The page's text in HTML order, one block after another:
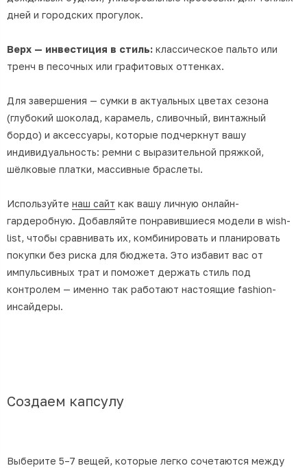
дней и городских прогулок.
Верх — инвестиция в стиль: классическое пальто или
тренч в песочных или графитовых оттенках.
Для завершения — сумки в актуальных цветах сезона
(глубокий шоколад, карамель, сливочный, винтажный
бордо) и аксессуары, которые подчеркнут вашу
индивидуальность: ремни с выразительной пряжкой,
шёлковые платки, массивные браслеты.
Используйте наш сайт как вашу личную онлайн-
гардеробную. Добавляйте понравившиеся модели в wish-
list, чтобы сравнивать их, комбинировать и планировать
покупки без риска для бюджета. Это избавит вас от
импульсивных трат и поможет держать стиль под
контролем — именно так работают настоящие fashion-
инсайдеры.
Создаем капсулу
Выберите 5–7 вещей, которые легко сочетаются между